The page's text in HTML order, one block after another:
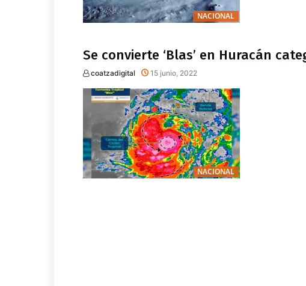
NACIONAL
Se convierte ‘Blas’ en Huracán
coatzadigital 15 junio, 2022
NACIONAL